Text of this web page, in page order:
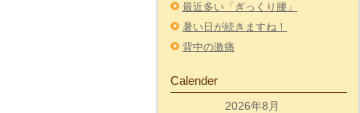
最近多い「ぎっくり腰」
暑い日が続きますね！
背中の激痛
Calender
2026年8月